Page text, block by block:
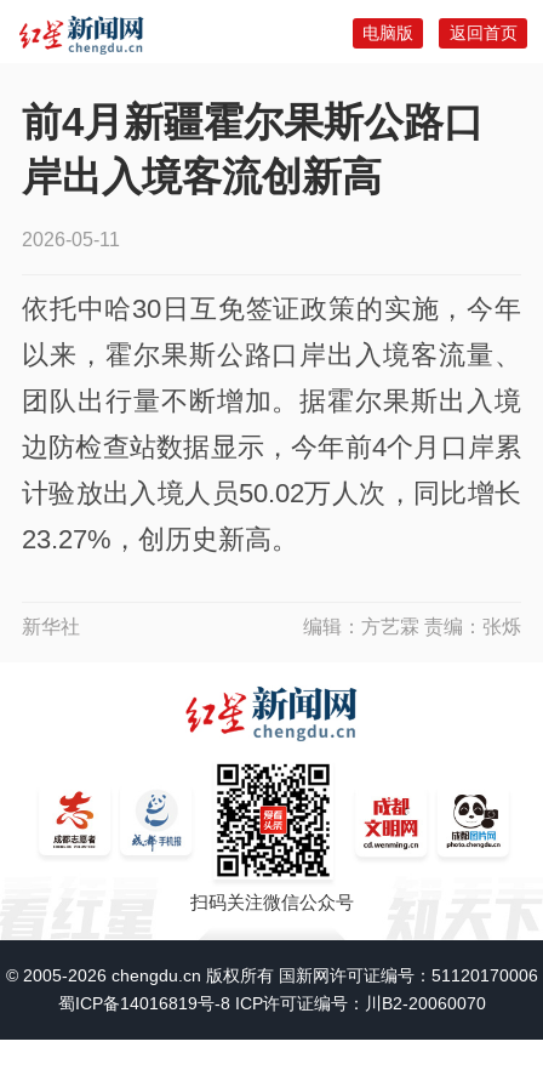
返回首页
电脑版
前4月新疆霍尔果斯公路口
岸出入境客流创新高
2026-05-11
依托中哈30日互免签证政策的实施，今年
以来，霍尔果斯公路口岸出入境客流量、
团队出行量不断增加。据霍尔果斯出入境
边防检查站数据显示，今年前4个月口岸累
计验放出入境人员50.02万人次，同比增长
23.27%，创历史新高。
新华社 编辑：方艺霖 责编：张烁
扫码关注微信公众号
© 2005-2026 chengdu.cn 版权所有 国新网许可证编号：51120170006
蜀ICP备14016819号-8 ICP许可证编号：川B2-20060070